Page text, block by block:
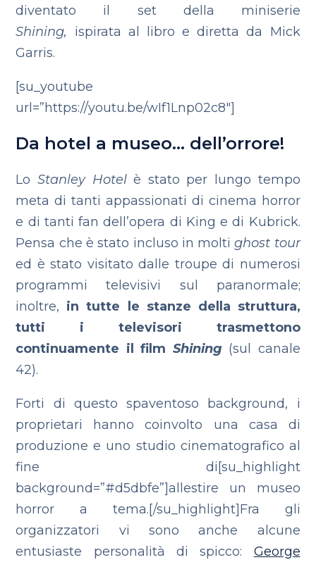
diventato il set della miniserie
Shining, ispirata al libro e diretta da Mick
Garris.
[su_youtube
url=”https://youtu.be/wIf1Lnp02c8″]
Da hotel a museo… dell’orrore!
LoStanley Hotelè stato per lungo tempo
meta di tanti appassionati di cinema horror
e di tanti fan dell’opera di King e di Kubrick.
Pensa che è stato incluso in moltighost tour
ed è stato visitato dalle troupe di numerosi
programmi televisivi sul paranormale;
inoltre, in tutte le stanze della struttura,
tutti i televisori trasmettono
continuamente il film Shining(sul canale
42).
Forti di questo spaventoso background, i
proprietari hanno coinvolto una casa di
produzione e uno studio cinematografico al
fine di[su_highlight
background=”#d5dbfe”]allestire un museo
horror a tema.[/su_highlight]Fra gli
organizzatori vi sono anche alcune
entusiaste personalità di spicco: George